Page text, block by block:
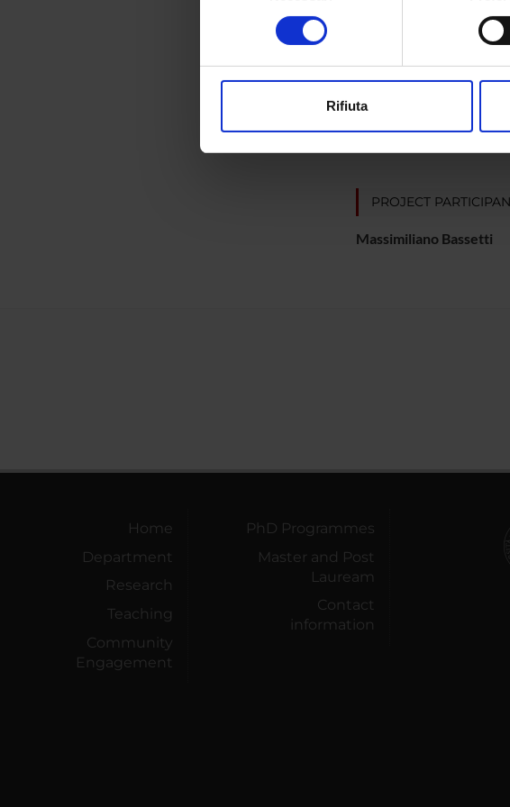
digitali).
modificare o ritirare il tuo consenso in
che hanno raccolto dal tuo utilizzo dei loro
Rifiuta
Ricerca
PROJECT
Massimiliano Bassetti
Home
Department
Research
Teaching
Community
Engagement
PhD Programmes
Master and Post
Lauream
Contact
information